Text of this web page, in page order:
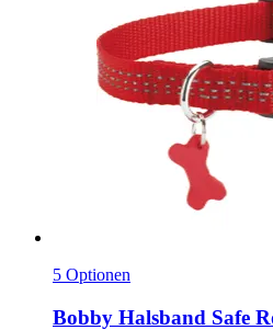
5 Optionen
Bobby Halsband Safe